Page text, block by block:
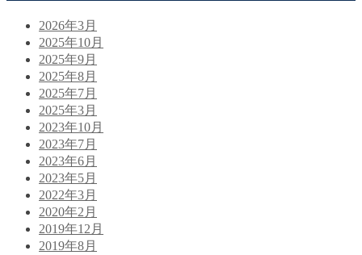
2026年3月
2025年10月
2025年9月
2025年8月
2025年7月
2025年3月
2023年10月
2023年7月
2023年6月
2023年5月
2022年3月
2020年2月
2019年12月
2019年8月